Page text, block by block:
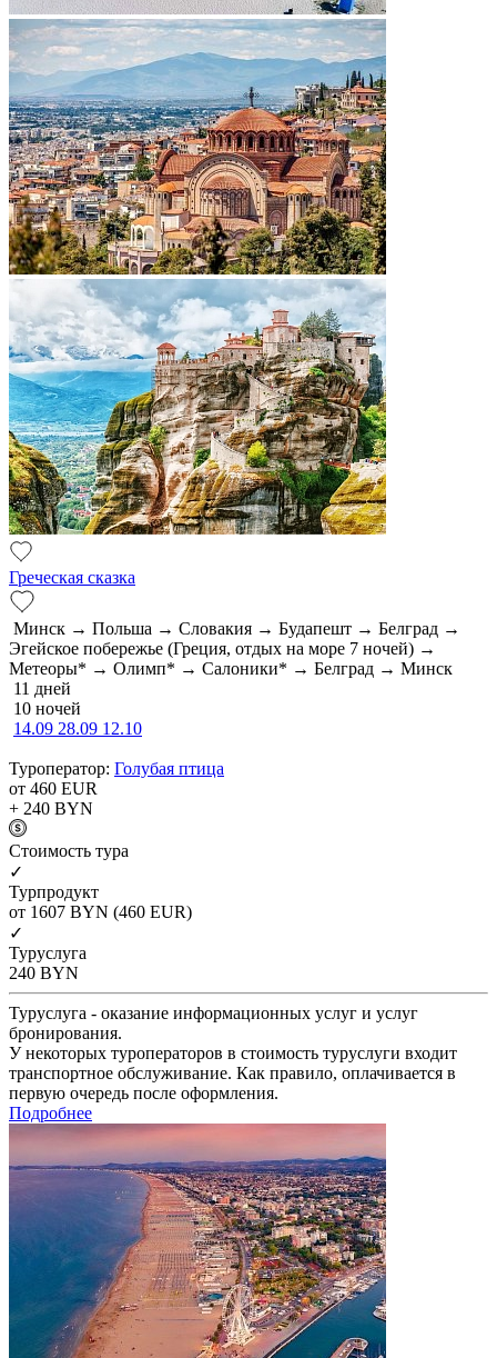
Греческая сказка
Минск → Польша → Словакия → Будапешт → Белград →
Эгейское побережье (Греция, отдых на море 7 ночей) →
Метеоры* → Олимп* → Салоники* → Белград → Минск
11 дней
10 ночей
14.09 28.09 12.10
Туроператор: Голубая птица
от 460 EUR
+ 240 BYN
Cтоимость тура
✓
Турпродукт
от 1607 BYN (460 EUR)
✓
Туруслуга
240 BYN
Туруслуга - оказание информационных услуг и услуг
бронирования.
У некоторых туроператоров в стоимость туруслуги входит
транспортное обслуживание. Как правило, оплачивается в
первую очередь после оформления.
Подробнее